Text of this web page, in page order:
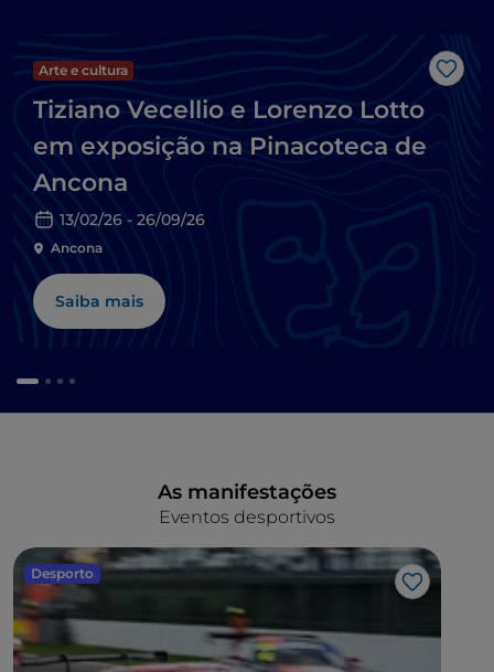
Arte e cultura
Tiziano Vecellio e Lorenzo Lotto
em exposição na Pinacoteca de
Ancona
13/02/26 - 26/09/26
Ancona
Saiba mais
Eventos desportivos
As manifestações
Desporto
Gosto